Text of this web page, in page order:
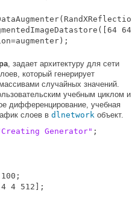
, задает архитектуру для сети
который генерирует
случайных значений.
учебным циклом и
дифференцирование, учебная
слоев в dlnetwork объект.
Generator"